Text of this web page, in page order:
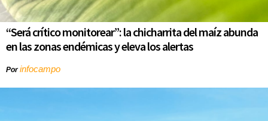
“Será crítico monitorear”: la chicharrita del maíz abunda
en las zonas endémicas y eleva los alertas
Porinfocampo